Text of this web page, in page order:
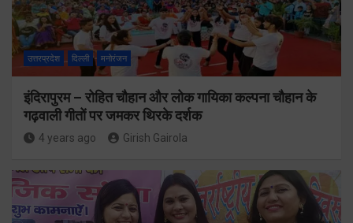
उत्तरप्रदेश दिल्ली मनोरंजन
इंदिरापुरम – रोहित चौहान और लोक गायिका कल्पना चौहान के
गढ़वाली गीतों पर जमकर थिरके दर्शक
4 years ago Girish Gairola